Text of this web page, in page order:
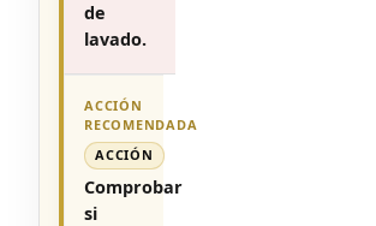
de
lavado.
ACCIÓN
Comprobar
si